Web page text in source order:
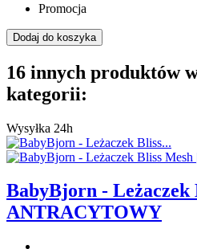
Promocja
Dodaj do koszyka
16 innych produktów
kategorii:
Wysyłka 24h
BabyBjorn - Leżaczek
ANTRACYTOWY